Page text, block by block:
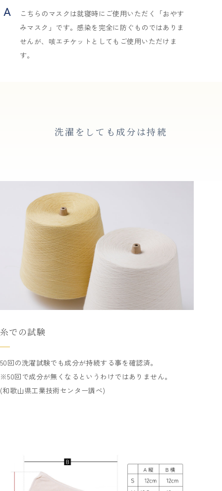
こちらのマスクは就寝時にご使用いただく「おやす
みマスク」です。感染を完全に防ぐものではありま
せんが、咳エチケットとしてもご使用いただけま
す。
洗濯をしても成分は持続
糸での試験
50回の洗濯試験でも成分が持続する事を確認済。
※50回で成分が無くなるというわけではありません。
(和歌山県工業技術センター調べ)